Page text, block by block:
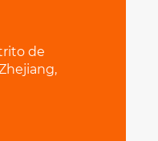
de